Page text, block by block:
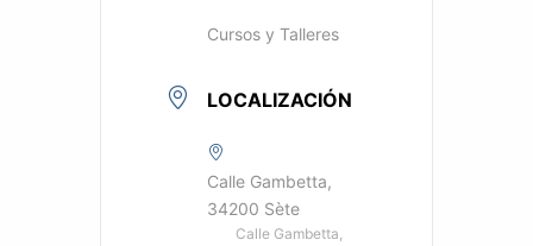
Cursos y Talleres
LOCALIZACIÓN
Calle Gambetta,
34200 Sète
Calle Gambetta,